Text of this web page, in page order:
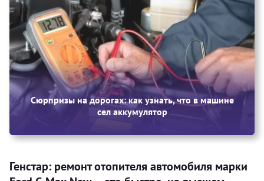
Сюрпризы на дорогах: как узнать, что в машине
сел аккумулятор
Генстар: ремонт отопителя автомобиля марки